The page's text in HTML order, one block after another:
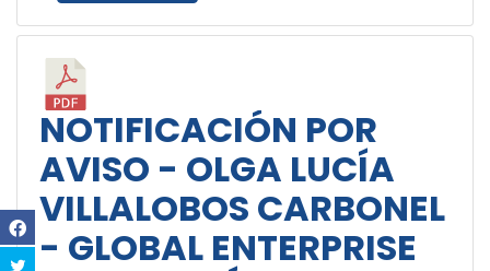
NOTIFICACIÓN POR
AVISO - OLGA LUCÍA
VILLALOBOS CARBONEL
- GLOBAL ENTERPRISE